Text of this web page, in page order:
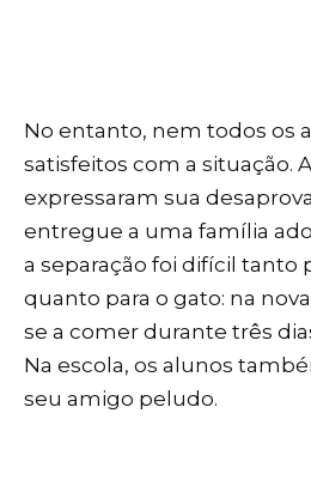
No entanto, nem todos os
satisfeitos com a situação.
expressaram sua
entregue a uma família
a separação foi difícil tanto
quanto para o gato: na
se a comer durante três
Na escola, os alunos
seu amigo peludo.